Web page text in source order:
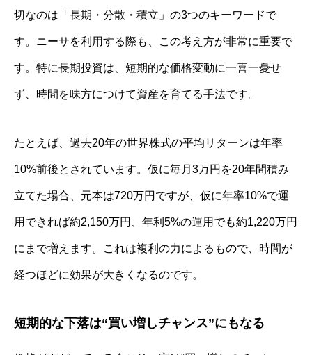
切なのは「長期・分散・積立」の3つのキーワードで
す。ニーサを利用する際も、この考え方が非常に重要で
す。特に長期投資は、短期的な価格変動に一喜一憂せ
ず、時間を味方につけて資産を育てる手法です。
たとえば、過去20年の世界株式の平均リターンは年率
10%前後とされています。仮に毎月3万円を20年間積み
立てた場合、元本は720万円ですが、仮に年率10%で運
用できれば約2,150万円、年利5%の運用でも約1,220万円
にまで増えます。これは複利の力によるもので、時間が
経つほどに効果が大きくなるのです。
短期的な下落は“買い増しチャンス”にもなる